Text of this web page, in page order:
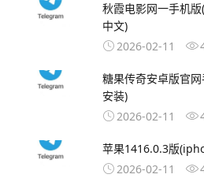
秋霞电影网一手机
中文)
2026-02-11
糖果传奇安卓版官
安装)
2026-02-11
苹果1416.0.3版
2026-02-11